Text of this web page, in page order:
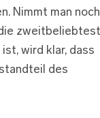
Nimmt man noch
wird klar, dass
des